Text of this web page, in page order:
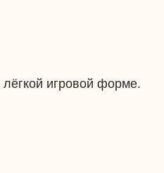
игровой форме.